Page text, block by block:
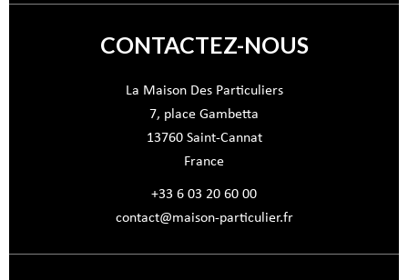
CONTACTEZ-NOUS
La Maison Des Particuliers
7, place Gambetta
13760Saint-Cannat
France
+33 6 03 20 60 00
contact@maison-particulier.fr